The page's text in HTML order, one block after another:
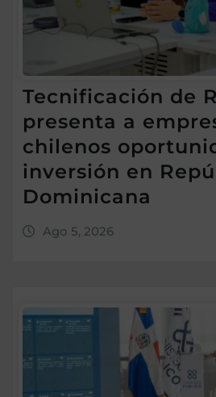
Tecnificación de
presenta a
chilenos
inversión en
Dominicana
Ago 5, 2026